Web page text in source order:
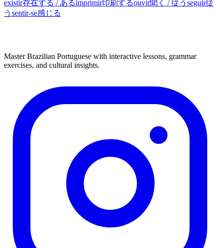
existir存在する / あるimprimir印刷するouvir聞く / 従う seguir従
う sentir-se感じる
Master Brazilian Portuguese with interactive lessons, grammar
exercises, and cultural insights.